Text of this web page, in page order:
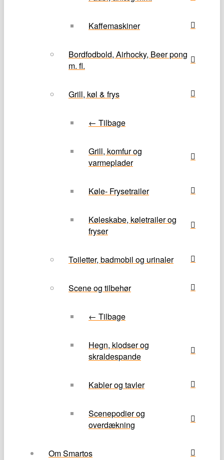
Kaffemaskiner
Bordfodbold, Airhocky, Beer pong
m. fl.
Grill, køl & frys
← Tilbage
Grill, komfur og
varmeplader
Køle- Frysetrailer
Køleskabe, køletrailer og
fryser
Toiletter, badmobil og urinaler
Scene og tilbehør
← Tilbage
Hegn, klodser og
skraldespande
Kabler og tavler
Scenepodier og
overdækning
Om Smartos